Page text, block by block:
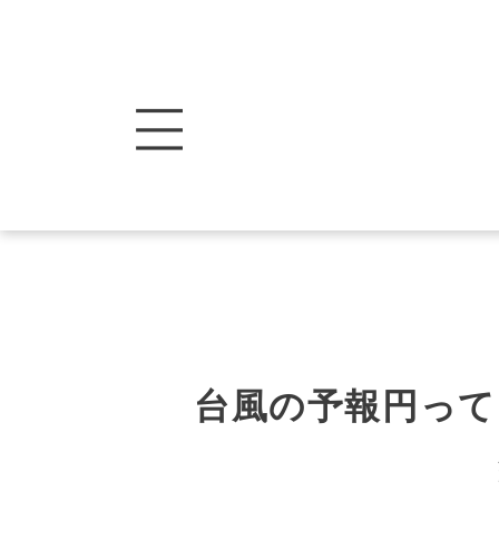
台風の予報円っ